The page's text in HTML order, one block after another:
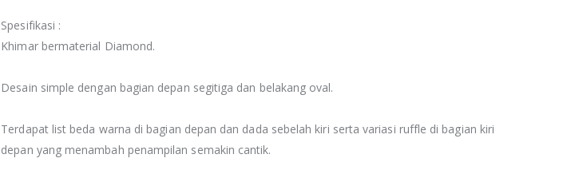
Spesifikasi :
Khimar bermaterial Diamond.
Desain simple dengan bagian depan segitiga dan belakang oval.
Terdapat list beda warna di bagian depan dan dada sebelah kiri serta variasi ruffle di bagian kiri
depan yang menambah penampilan semakin cantik.